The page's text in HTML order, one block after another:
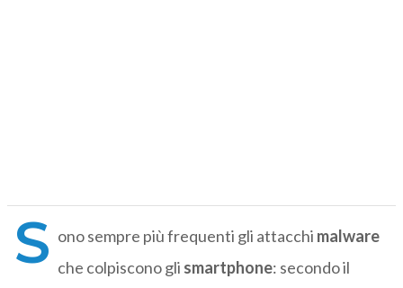
S ono sempre più frequenti gli attacchi malware
che colpiscono gli smartphone: secondo il